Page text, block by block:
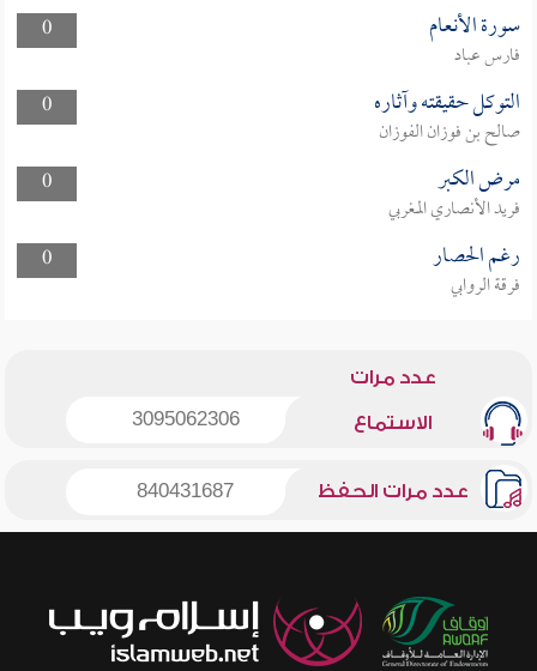
0
سورة الأنعام
فارس عباد
0
التوكل حقيقته وآثاره
صالح بن فوزان الفوزان
0
مرض الكبر
فريد الأنصاري المغربي
0
رغم الحصار
فرقة الروابي
عدد مرات
الاستماع 3095062306
عدد مرات الحفظ 840431687